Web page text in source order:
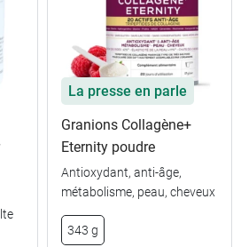
La presse en parle
Granions Collagène+
Eternity poudre
Antioxydant, anti-âge,
métabolisme, peau, cheveux
343 g